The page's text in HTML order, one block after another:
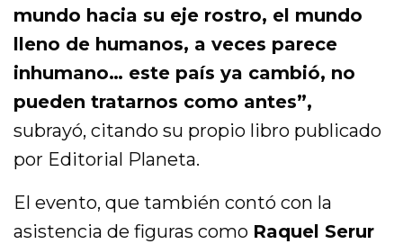
mundo hacia su eje rostro, el mundo
lleno de humanos, a veces parece
inhumano… este país ya cambió, no
pueden tratarnos como antes”,
subrayó, citando su propio libro publicado
por Editorial Planeta.
El evento, que también contó con la
asistencia de figuras como Raquel Serur